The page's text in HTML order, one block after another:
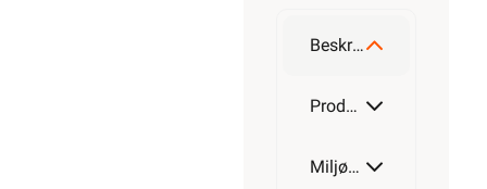
Beskrivelse
Produktdetaljer
Miljøparametere